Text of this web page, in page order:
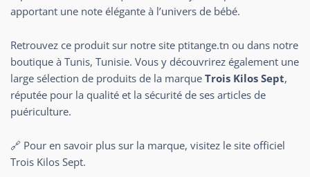
apportant une note élégante à l’univers de bébé.
Retrouvez ce produit sur notre site ptitange.tn ou dans notre
boutique à Tunis, Tunisie. Vous y découvrirez également une
large sélection de produits de la marque Trois Kilos Sept,
réputée pour la qualité et la sécurité de ses articles de
puériculture.
🔗 Pour en savoir plus sur la marque, visitez le site officiel
Trois Kilos Sept.